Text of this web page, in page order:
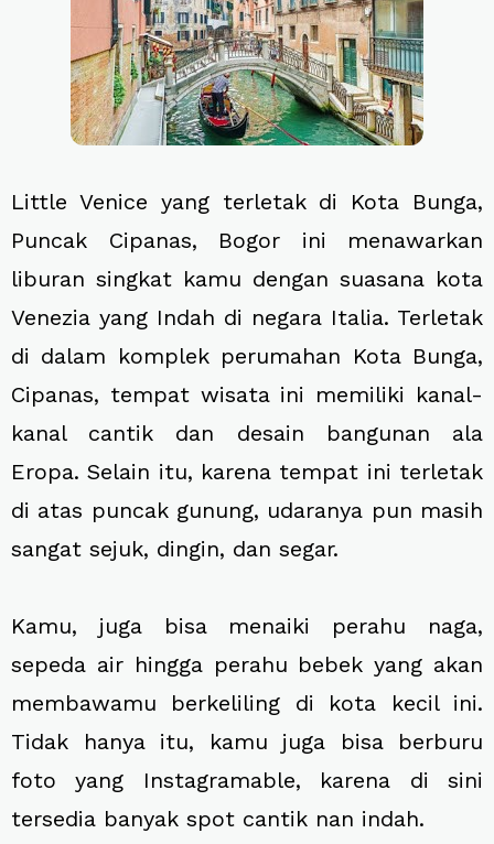
Little Venice yang terletak di Kota Bunga,
Puncak Cipanas, Bogor ini menawarkan
liburan singkat kamu dengan suasana kota
Venezia yang Indah di negara Italia. Terletak
di dalam komplek perumahan Kota Bunga,
Cipanas, tempat wisata ini memiliki kanal-
kanal cantik dan desain bangunan ala
Eropa. Selain itu, karena tempat ini terletak
di atas puncak gunung, udaranya pun masih
sangat sejuk, dingin, dan segar.
Kamu, juga bisa menaiki perahu naga,
sepeda air hingga perahu bebek yang akan
membawamu berkeliling di kota kecil ini.
Tidak hanya itu, kamu juga bisa berburu
foto yang Instagramable, karena di sini
tersedia banyak spot cantik nan indah.